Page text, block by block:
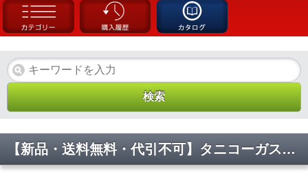
【新品・送料無料・代引不可】タニコーガスローレンジ【スープレンジ】 TGL-B0920F (圧電点火式) W900*D600*H450(mm)